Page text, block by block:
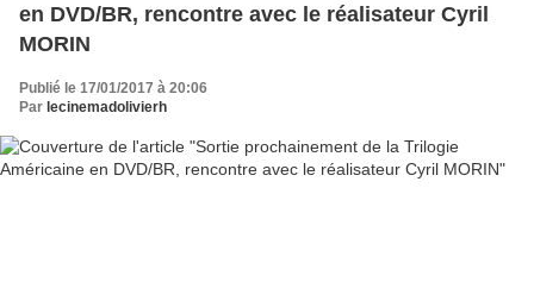
en DVD/BR, rencontre avec le réalisateur Cyril
MORIN
Publié le 17/01/2017 à 20:06
Par lecinemadolivierh